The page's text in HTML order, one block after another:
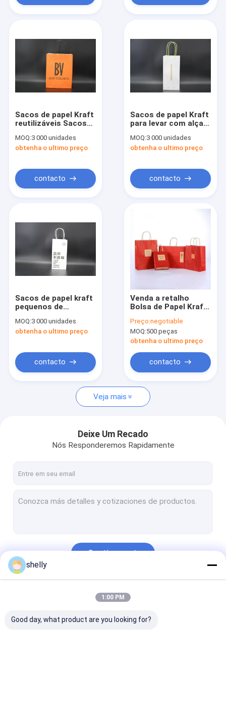
Produtos
Sobre nós
Excursão da fábrica
Sacos de papel ecológico
Sacos de papel de Kraft
Sacos de papel personalizados
Sacos de papel do punho
luva do copo de café
Sacos de papel Kraft
reutilizáveis Sacos
punção pretos
sustentáveis
MOQ:3 000 unidades
obtenha o ultimo preço
contacto
Sacos de papel Kraft
para levar com alças
papel de xícara única
MOQ:3 000 unidades
obtenha o ultimo preço
contacto
Sacos de papel kraft
pequenos de
com alças torcidas
MOQ:3 000 unidades
obtenha o ultimo preço
contacto
Venda a retalho
Bolsa de Papel Kraft
Impressa Branca
Marrom Com
Manopla Restaurante
Food Takea
Preço:negotiable
MOQ:500 peças
obtenha o ultimo preço
contacto
Veja mais
Deixe Um Recado
Nós Responderemos Rapidamente
Continue
shelly
1:00 PM
Good day, what product are you looking for?